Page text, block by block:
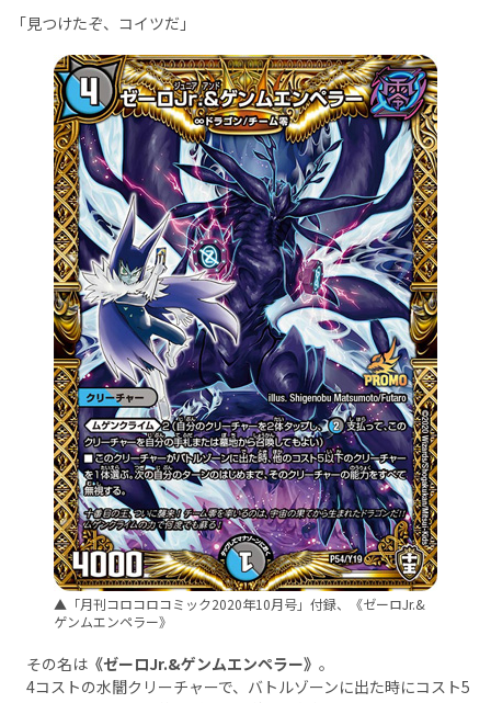
「見つけたぞ、コイツだ」
▲「月刊コロコロコミック2020年10月号」付録、《ゼーロJr.&
ゲンムエンペラー》
その名は 《ゼーロJr.&ゲンムエンペラー》 。
4コストの水闇クリーチャーで、バトルゾーンに出た時にコスト5